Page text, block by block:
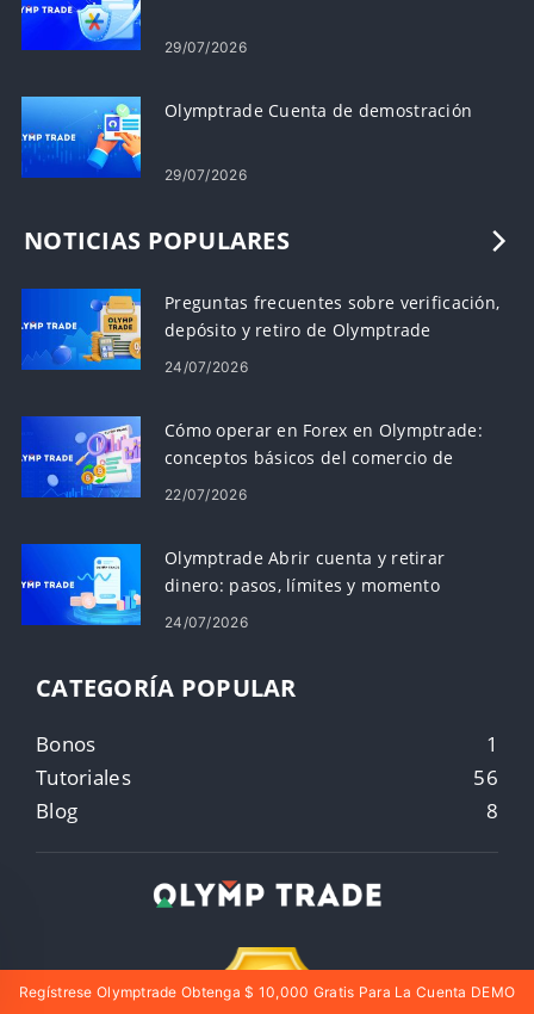
29/07/2026
Olymptrade Cuenta de demostración
29/07/2026
NOTICIAS POPULARES
Preguntas frecuentes sobre verificación,
depósito y retiro de Olymptrade
24/07/2026
Cómo operar en Forex en Olymptrade:
conceptos básicos del comercio de
plataformas
22/07/2026
Olymptrade Abrir cuenta y retirar
dinero: pasos, límites y momento
24/07/2026
CATEGORÍA POPULAR
Bonos
1
Tutoriales
56
Blog
8
Regístrese Olymptrade Obtenga $ 10,000 Gratis Para La Cuenta DEMO